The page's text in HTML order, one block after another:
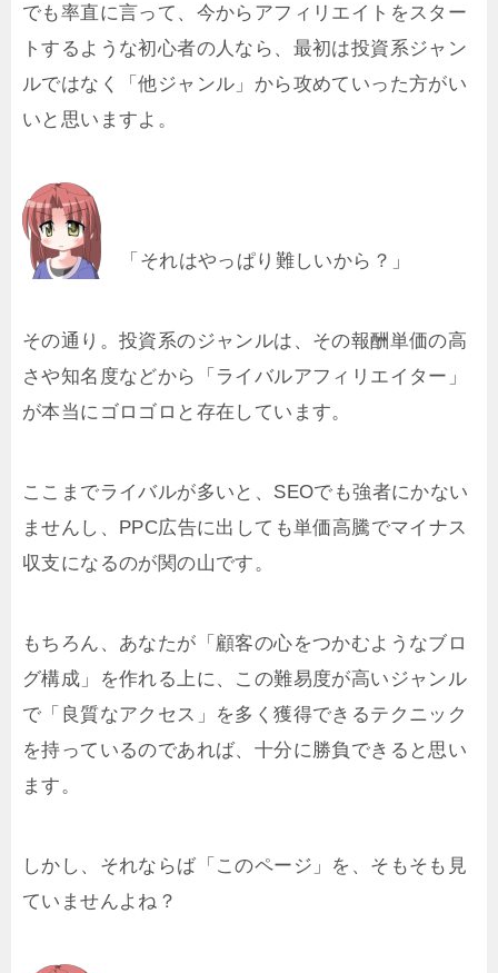
でも率直に言って、今からアフィリエイトをスター
トするような初心者の人なら、最初は投資系ジャン
ルではなく「他ジャンル」から攻めていった方がい
いと思いますよ。
「それはやっぱり難しいから？」
その通り。投資系のジャンルは、その報酬単価の高
さや知名度などから「ライバルアフィリエイター」
が本当にゴロゴロと存在しています。
ここまでライバルが多いと、SEOでも強者にかない
ませんし、PPC広告に出しても単価高騰でマイナス
収支になるのが関の山です。
もちろん、あなたが「顧客の心をつかむようなブロ
グ構成」を作れる上に、この難易度が高いジャンル
で「良質なアクセス」を多く獲得できるテクニック
を持っているのであれば、十分に勝負できると思い
ます。
しかし、それならば「このページ」を、そもそも見
ていませんよね？